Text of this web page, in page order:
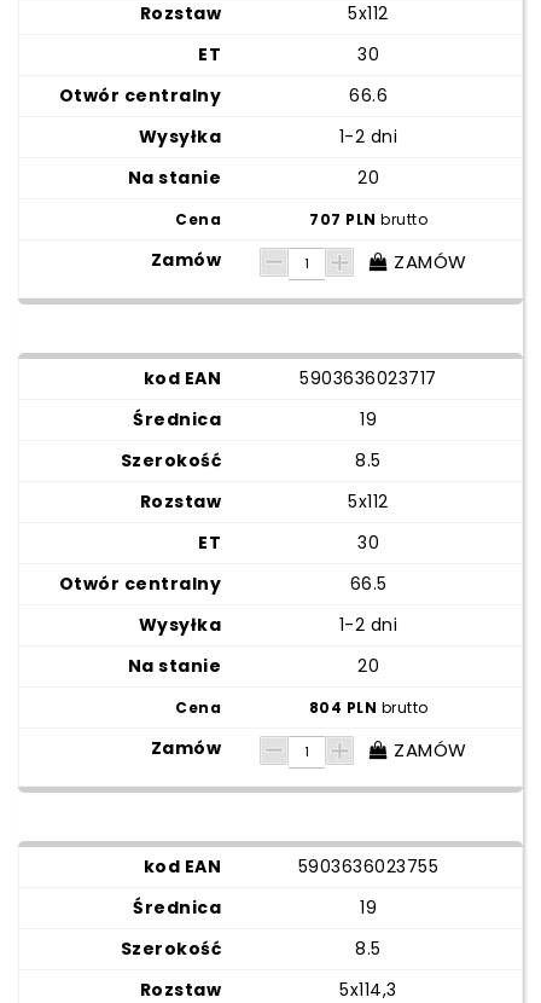
5x112
30
66.6
1-2 dni
20
707 PLNbrutto
ZAMÓW
5903636023717
19
8.5
5x112
30
66.5
1-2 dni
20
804 PLN brutto
ZAMÓW
5903636023755
19
8.5
5x114,3